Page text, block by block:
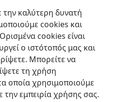
καλύτερη δυνατή
cookies και
cookies είναι
ο ιστότοπός μας και
Μπορείτε να
τη χρήση
οποία χρησιμοποιούμε
την εμπειρία χρήσης σας.
της επαρχίας
υπηρετούσε στην αυλή
Χρήση Προτιμήσεις